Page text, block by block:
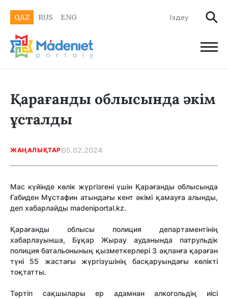
QAZ RUS ENG
Қарағанды облысында әкім
ұсталды
ЖАҢАЛЫҚТАР 05.02.2024
Мас күйінде көлік жүргізгені үшін Қарағанды облысында
Ғабиден Мұстафин атындағы кент әкімі қамауға алынды,
деп хабарлайды madeniportal.kz.
Қарағанды облысы полиция департаментінің
хабарлауынша, Бұқар Жырау ауданында патрульдік
полиция батальонының қызметкерлері 3 ақпанға қараған
түні 55 жастағы жүргізушінің басқаруындағы көлікті
тоқтатты.
Тәртіп сақшылары ер адамнан алкогольдің иісі